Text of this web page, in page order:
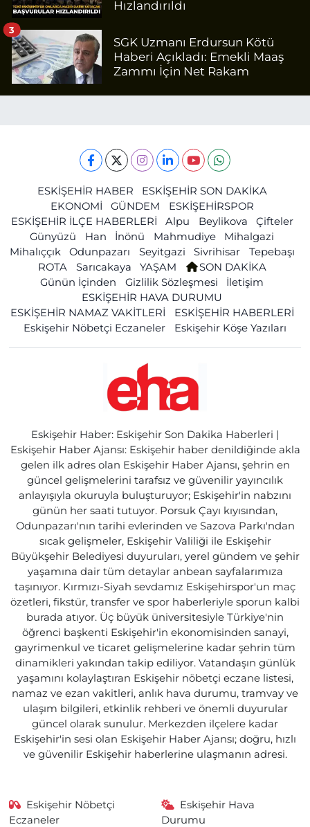
Hızlandırıldı
SGK Uzmanı Erdursun Kötü
Haberi Açıkladı: Emekli Maaş
Zammı İçin Net Rakam
3
ESKİŞEHİR HABER
ESKİŞEHİR SON DAKİKA
EKONOMİ
GÜNDEM
ESKİŞEHİRSPOR
ESKİŞEHİR İLÇE HABERLERİ
Alpu Beylikova
Çifteler
Günyüzü
Han İnönü Mahmudiye
Mihalgazi
Mihalıççık
Odunpazarı Seyitgazi Sivrihisar
Tepebaşı
ROTA
Sarıcakaya YAŞAM
SON DAKİKA
Günün İçinden
Gizlilik Sözleşmesi
İletişim
ESKİŞEHİR HAVA DURUMU
ESKİŞEHİR NAMAZ VAKİTLERİ
ESKİŞEHİR HABERLERİ
Eskişehir Nöbetçi Eczaneler
Eskişehir Köşe Yazıları
Eskişehir Haber: Eskişehir Son Dakika Haberleri |
Eskişehir Haber Ajansı: Eskişehir haber denildiğinde akla
gelen ilk adres olan Eskişehir Haber Ajansı, şehrin en
güncel gelişmelerini tarafsız ve güvenilir yayıncılık
anlayışıyla okuruyla buluşturuyor; Eskişehir'in nabzını
günün her saati tutuyor. Porsuk Çayı kıyısından,
Odunpazarı'nın tarihi evlerinden ve Sazova Parkı'ndan
sıcak gelişmeler, Eskişehir Valiliği ile Eskişehir
Büyükşehir Belediyesi duyuruları, yerel gündem ve şehir
yaşamına dair tüm detaylar anbean sayfalarımıza
taşınıyor. Kırmızı-Siyah sevdamız Eskişehirspor'un maç
özetleri, fikstür, transfer ve spor haberleriyle sporun kalbi
burada atıyor. Üç büyük üniversitesiyle Türkiye'nin
öğrenci başkenti Eskişehir'in ekonomisinden sanayi,
gayrimenkul ve ticaret gelişmelerine kadar şehrin tüm
dinamikleri yakından takip ediliyor. Vatandaşın günlük
yaşamını kolaylaştıran Eskişehir nöbetçi eczane listesi,
namaz ve ezan vakitleri, anlık hava durumu, tramvay ve
ulaşım bilgileri, etkinlik rehberi ve önemli duyurular
güncel olarak sunulur. Merkezden ilçelere kadar
Eskişehir'in sesi olan Eskişehir Haber Ajansı; doğru, hızlı
ve güvenilir Eskişehir haberlerine ulaşmanın adresi.
Eskişehir Nöbetçi
Eczaneler
Eskişehir Hava
Durumu